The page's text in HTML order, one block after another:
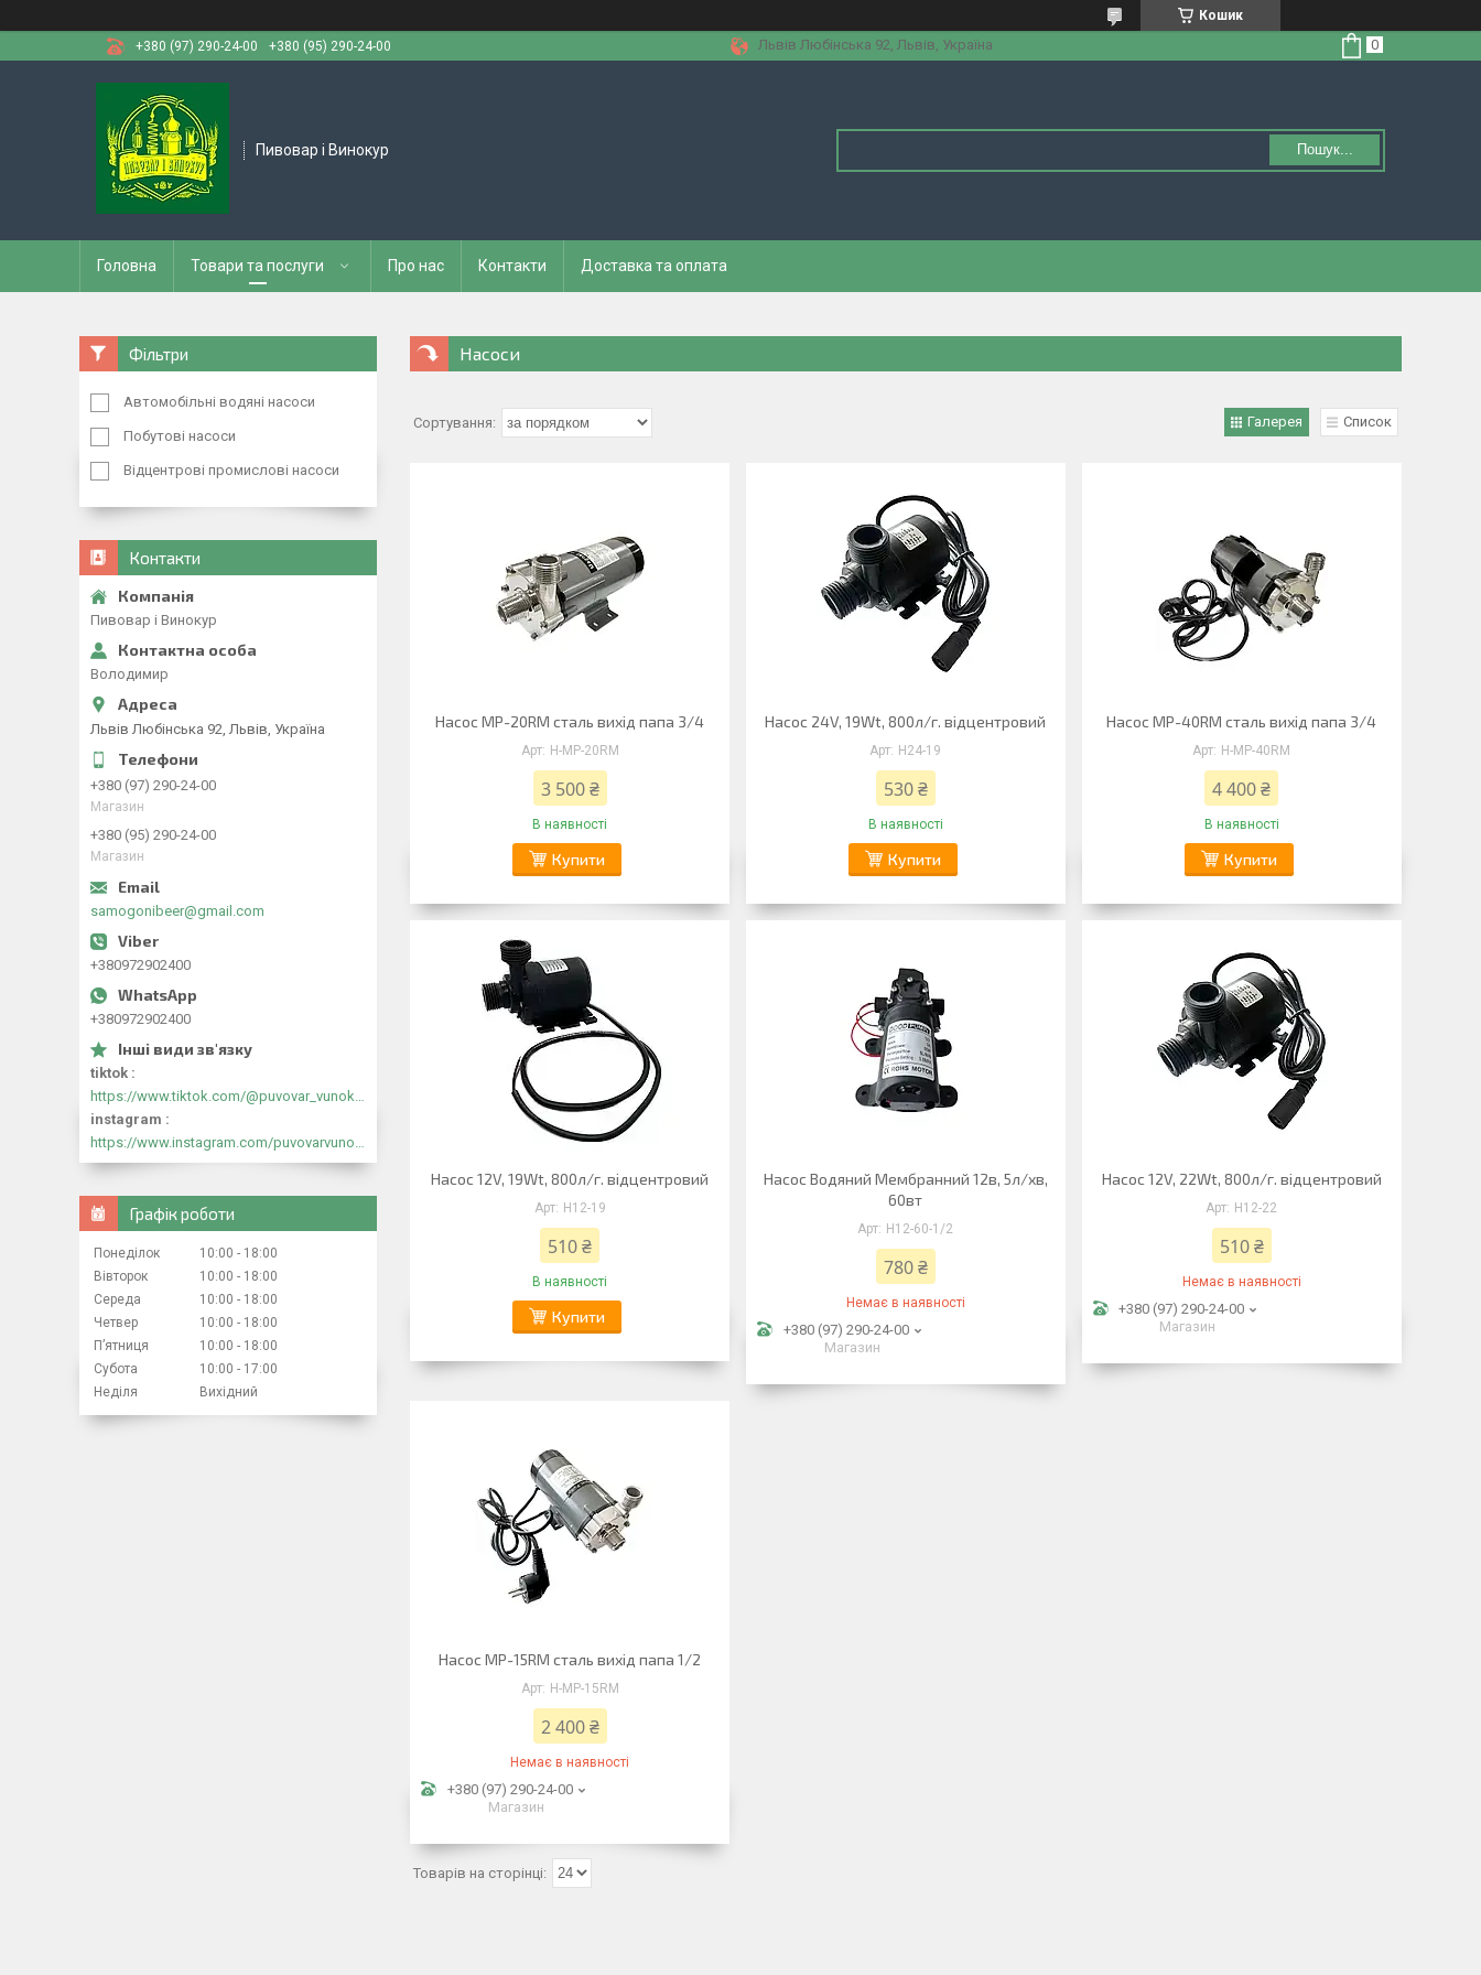
Кошик
+380 (97) 290-24-00
+380 (95) 290-24-00 Львів Любінська 92, Львів, Україна
Пивовар і Винокур Пошук...
Головна Товари та послуги Про нас Контакти Доставка та оплата
Насоси
Галерея Список
Насос MP-20RM сталь вихід папа 3/4
Н-MP-20RM
3 500 ₴
В наявності
Купити
Насос 24V, 19Wt, 800л/г. відцентровий
Н24-19
530 ₴
В наявності
Купити
Насос MP-40RM сталь вихід папа 3/4
Н-MP-40RM
4 400 ₴
В наявності
Купити
Насос 12V, 19Wt, 800л/г. відцентровий
Н12-19
510 ₴
В наявності
Купити
Насос Водяний Мембранний 12в, 5л/хв,
60вт
Н12-60-1/2
780 ₴
Немає в наявності
+380 (97) 290-24-00
Магазин
Насос 12V, 22Wt, 800л/г. відцентровий
Н12-22
510 ₴
Немає в наявності
+380 (97) 290-24-00
Магазин
Насос MP-15RM сталь вихід папа 1/2
Н-MP-15RM
2 400 ₴
Немає в наявності
+380 (97) 290-24-00
Магазин
Фільтри
Автомобільні водяні насоси
Побутові насоси
Відцентрові промислові насоси
Контакти
Пивовар і Винокур
Володимир
Львів Любінська 92, Львів, Україна
+380 (97) 290-24-00
Магазин
+380 (95) 290-24-00
Магазин
samogonibeer@gmail.com
+380972902400
+380972902400
tiktok
instagram
Графік роботи
Понеділок 10:00
18:00
Вівторок
10:00
18:00
Середа
10:00
18:00
Четвер
10:00
18:00
Пʼятниця
10:00
18:00
Субота
10:00
17:00
Неділя
Вихідний